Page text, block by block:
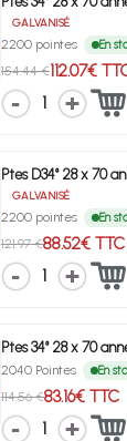
GALVANISÉ
2200 pointes En
154.44 €112.07€
1
Ptes D34° 28 x 70
GALVANISÉ
2200 pointes En
121.97 €88.52€ TTC
1
Ptes 34° 28 x 70
2040 Pointes En
114.56 €83.16€ TTC
1